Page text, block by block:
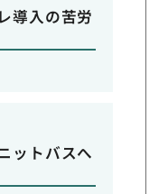
導入の苦労
ットバスへ